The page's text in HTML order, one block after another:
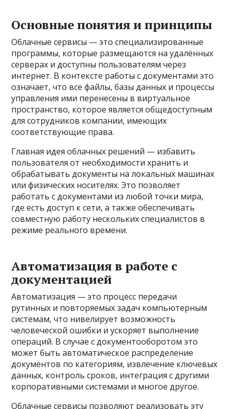
Основные понятия и принципы
Облачные сервисы — это специализированные
программы, которые размещаются на удалённых
серверах и доступны пользователям через
интернет. В контексте работы с документами это
означает, что все файлы, базы данных и процессы
управления ими перенесены в виртуальное
пространство, которое является общедоступным
для сотрудников компании, имеющих
соответствующие права.
Главная идея облачных решений — избавить
пользователя от необходимости хранить и
обрабатывать документы на локальных машинах
или физических носителях. Это позволяет
работать с документами из любой точки мира,
где есть доступ к сети, а также обеспечивать
совместную работу нескольких специалистов в
режиме реального времени.
Автоматизация в работе с
документацией
Автоматизация — это процесс передачи
рутинных и повторяемых задач компьютерным
системам, что нивелирует возможность
человеческой ошибки и ускоряет выполнение
операций. В случае с документооборотом это
может быть автоматическое распределение
документов по категориям, извлечение ключевых
данных, контроль сроков, интеграция с другими
корпоративными системами и многое другое.
Облачные сервисы позволяют реализовать эту